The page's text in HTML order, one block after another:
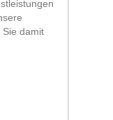
ab.
damit